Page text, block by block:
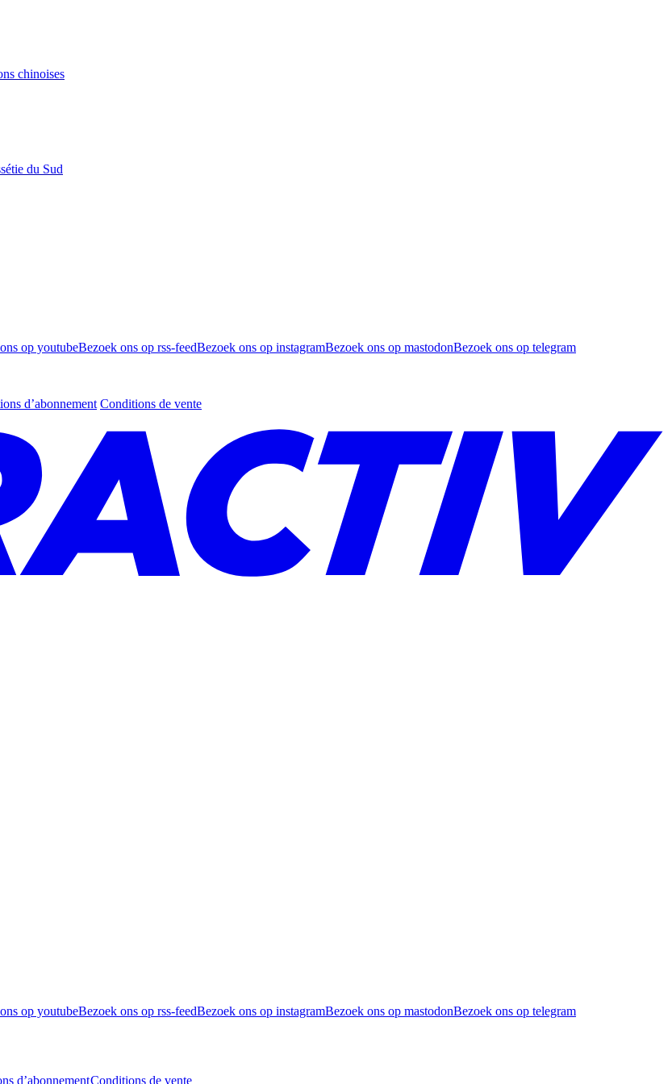
chinoises
du Sud
op youtubeBezoek ons op rss-feedBezoek ons op instagramBezoek ons op mastodonBezoek ons op telegram
d’abonnement Conditions de vente
op youtubeBezoek ons op rss-feedBezoek ons op instagramBezoek ons op mastodonBezoek ons op telegram
d’abonnementConditions de vente